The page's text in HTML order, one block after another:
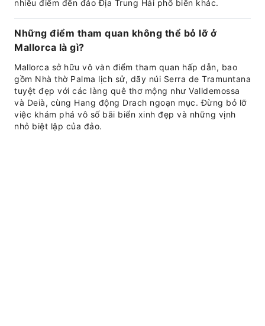
nhiều điểm đến đảo Địa Trung Hải phổ biến khác.
Những điểm tham quan không thể bỏ lỡ ở
Mallorca là gì?
Mallorca sở hữu vô vàn điểm tham quan hấp dẫn, bao
gồm Nhà thờ Palma lịch sử, dãy núi Serra de Tramuntana
tuyệt đẹp với các làng quê thơ mộng như Valldemossa
và Deià, cùng Hang động Drach ngoạn mục. Đừng bỏ lỡ
việc khám phá vô số bãi biển xinh đẹp và những vịnh
nhỏ biệt lập của đảo.